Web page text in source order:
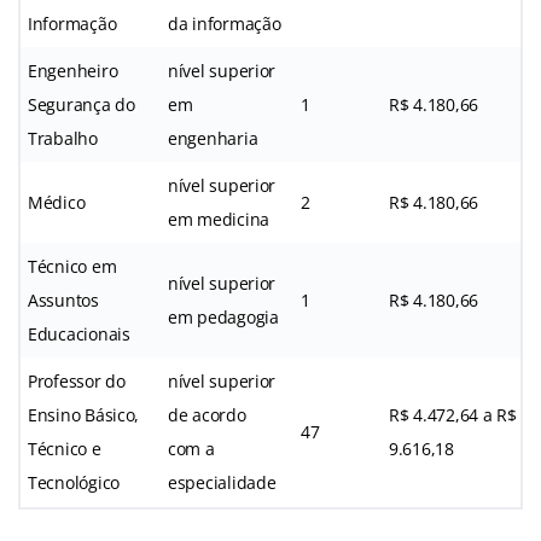
Informação
da informação
Engenheiro
Segurança do
Trabalho
nível superior
em
engenharia
1 R$ 4.180,66
Médico
nível superior
em medicina
2 R$ 4.180,66
Técnico em
Assuntos
Educacionais
nível superior
em pedagogia
1 R$ 4.180,66
Professor do
Ensino Básico,
Técnico e
Tecnológico
nível superior
de acordo
com a
especialidade
47
R$ 4.472,64 a R$
9.616,18